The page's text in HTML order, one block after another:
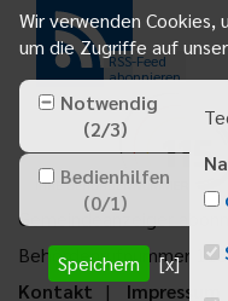
RSS-Feed
abonnieren
Gemeindeanzeiger
Behördenrufnummer 115
Kontakt
Impressum
Wir verwenden Cookies,
um die Zugriffe auf
Notwendig
(2/3)
Bedienhilfen
(0/1)
Speichern [x]